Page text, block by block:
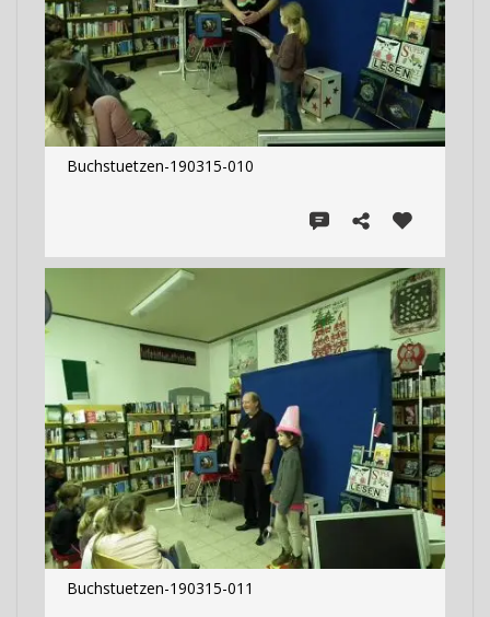
Buchstuetzen-190315-010
Buchstuetzen-190315-011